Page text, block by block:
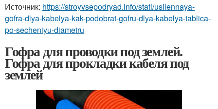
Источник: https://stroyvsepodryad.info/stati/usilennaya-
gofra-dlya-kabelya-kak-podobrat-gofru-dlya-kabelya-tablica-
po-secheniyu-diametru
Гофра для проводки под землей.
Гофра для прокладки кабеля под
землей